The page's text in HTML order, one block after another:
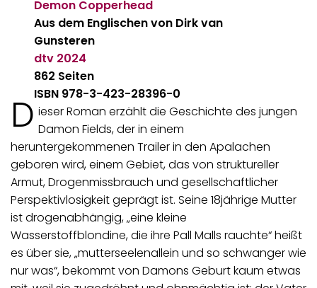
Demon Copperhead
Aus dem Englischen von Dirk van
Gunsteren
dtv 2024
862 Seiten
ISBN 978-3-423-28396-0
D ieser Roman erzählt die Geschichte des jungen
Damon Fields, der in einem
heruntergekommenen Trailer in den Apalachen
geboren wird, einem Gebiet, das von struktureller
Armut, Drogenmissbrauch und gesellschaftlicher
Perspektivlosigkeit geprägt ist. Seine 18jährige Mutter
ist drogenabhängig, „eine kleine
Wasserstoffblondine, die ihre Pall Malls rauchte“ heißt
es über sie, „mutterseelenallein und so schwanger wie
nur was“, bekommt von Damons Geburt kaum etwas